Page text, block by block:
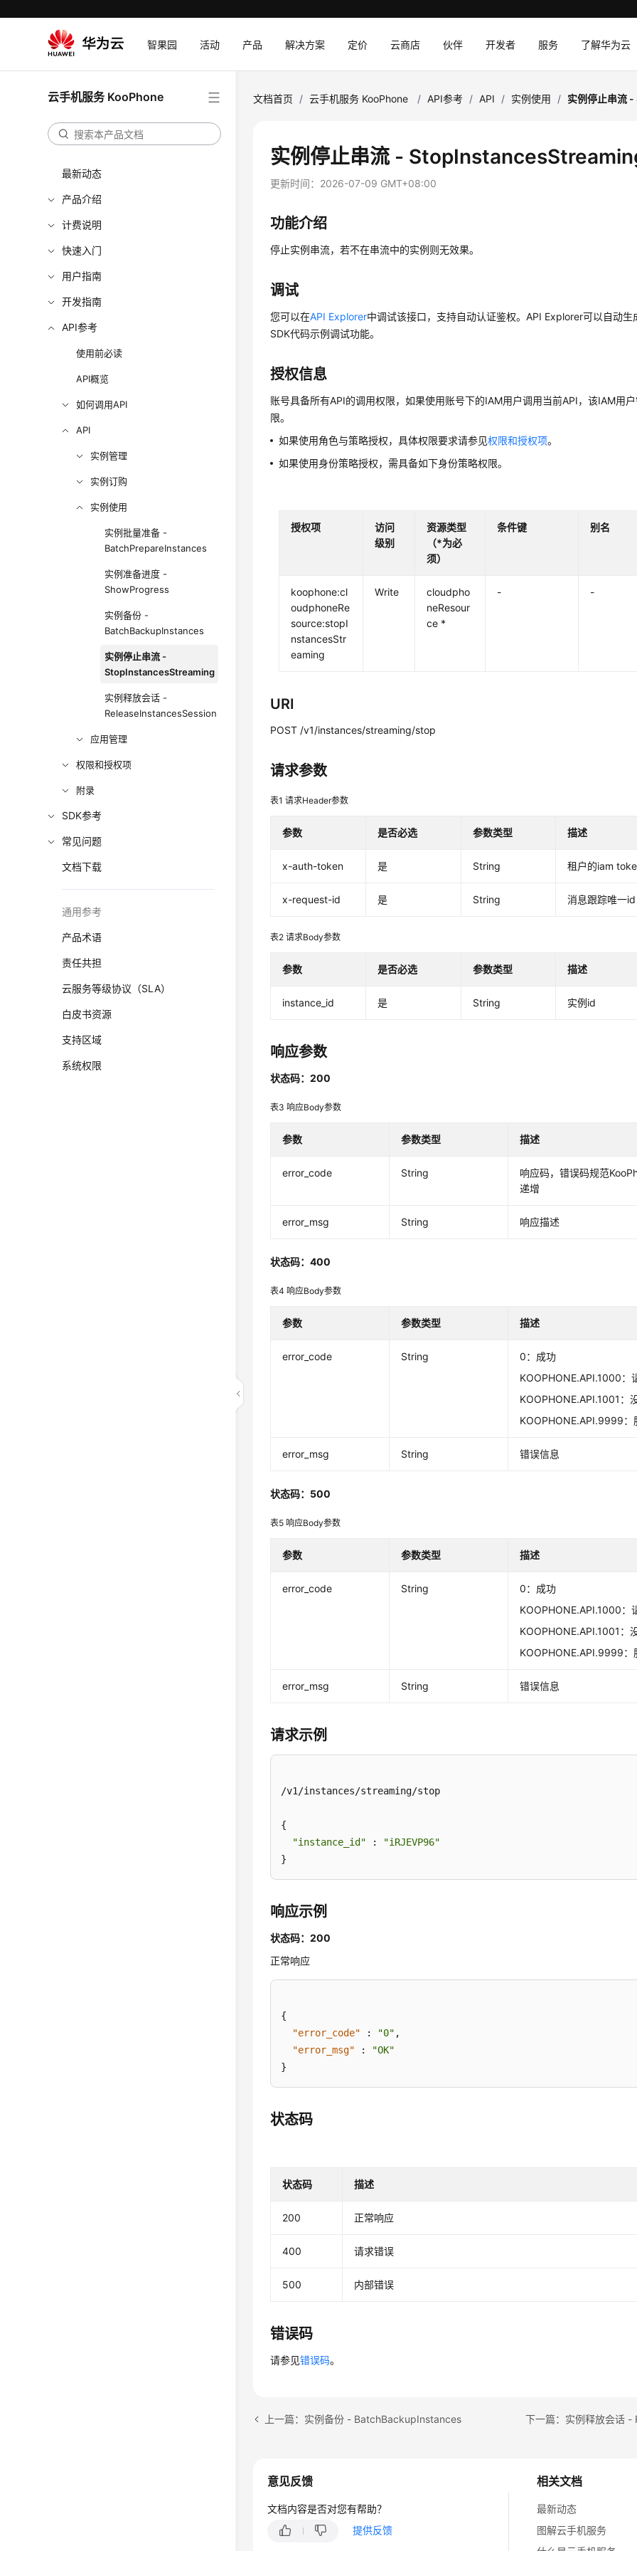
智果园 活动 产品 解决方案 定价 云商店 伙伴 开发者 服务 了解华为云
云手机服务 KooPhone
最新动态
产品介绍
计费说明
快速入门
用户指南
开发指南
API参考
使用前必读
API概览
如何调用API
API
实例管理
实例订购
实例使用
实例批量准备 -
BatchPrepareInstances
实例准备进度 -
ShowProgress
实例备份 -
BatchBackupInstances
实例停止串流 -
StopInstancesStreaming
实例释放会话 -
ReleaseInstancesSession
应用管理
权限和授权项
附录
SDK参考
常见问题
文档下载
通用参考
产品术语
责任共担
云服务等级协议（SLA）
白皮书资源
支持区域
系统权限
文档首页 / 云手机服务 KooPhone / API参考 / API / 实例使用 / 实例停止串流
实例停止串流 -
更新时间： 2026-07-09 GMT+08:00
功能介绍
停止实例串流，若不在串流中的实例则无效果。
调试
您可以在API Explorer中调试该接口，支持自动认证鉴权。API Explorer可以自动生
SDK代码示例调试功能。
授权信息
账号具备所有API的调用权限，如果使用账号下的IAM用户调用当前API，该IAM用
限。
如果使用角色与策略授权，具体权限要求请参见权限和授权项。
如果使用身份策略授权，需具备如下身份策略权限。
授权项
访问
级别
资源类型
（*为必
须）
条件键 别名
koophone:cl
oudphoneRe
source:stopI
nstancesStr
eaming
Write
cloudpho
neResour
ce *
- -
URI
POST /v1/instances/streaming/stop
请求参数
表1请求Header参数
参数 是否必选 参数类型 描述
x-auth-token 是 String 租户的iam
x-request-id 是 String 消息跟踪唯一id
表2请求Body参数
参数 是否必选 参数类型 描述
instance_id 是 String 实例id
响应参数
状态码：200
表3响应Body参数
参数 参数类型 描述
error_code String
响应码，错误码规范
递增
error_msg String 响应描述
状态码：400
表4响应Body参数
参数 参数类型 描述
error_code String
0：成功
KOOPHONE.API.1000：
KOOPHONE.API.1001：
KOOPHONE.API.9999：
error_msg String 错误信息
状态码：500
表5响应Body参数
参数 参数类型 描述
error_code String
0：成功
KOOPHONE.API.1000：
KOOPHONE.API.1001：
KOOPHONE.API.9999：
error_msg String 错误信息
请求示例
/v1/instances/streaming/stop
{
"instance_id" :
"iRJEVP96"
}
响应示例
状态码：200
正常响应
{
"error_code"
: "0" ,
"error_msg"
:
"OK"
}
状态码
状态码 描述
200 正常响应
400 请求错误
500 内部错误
错误码
请参见错误码。
上一篇：实例备份 - BatchBackupInstances 下一篇：实例释放会话 -
相关文档
最新动态
图解云手机服务
意见反馈
文档内容是否对您有帮助？
提供反馈